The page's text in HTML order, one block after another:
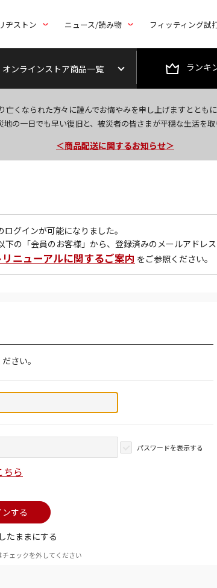
ヂストン ニュース/読み物 フィッティング試
オンラインストア商品一覧 ランキ
亡くなられた方々に謹んでお悔やみを申し上げますととも
地の一日でも早い復旧と、被災者の皆さまが平穏な生活を取
＜夏季休暇中のご注文・発送・お問い合
今なら新規会員登録で1,000円OFFクーポ
＜商品配送に関するお知らせ＞
グインが可能になりました。
の「会員のお客様」から、登録済みのメールアドレ
ニューアルに関するご案内 をご参照ください。
さい。
パスワードを表示する
ら
たままにする
ェックを外してください